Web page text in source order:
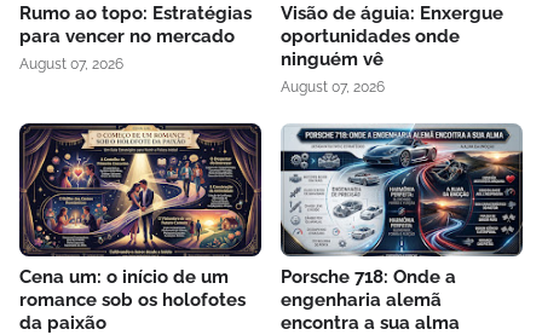
Rumo ao topo: Estratégias
para vencer no mercado
August 07, 2026
Visão de águia: Enxergue
oportunidades onde
ninguém vê
August 07, 2026
Cena um: o início de um
romance sob os holofotes
da paixão
Porsche 718: Onde a
engenharia alemã
encontra a sua alma